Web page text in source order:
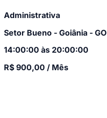
Administrativa
Setor Bueno - Goiânia - GO
14:00:00 às 20:00:00
R$ 900,00 / Mês